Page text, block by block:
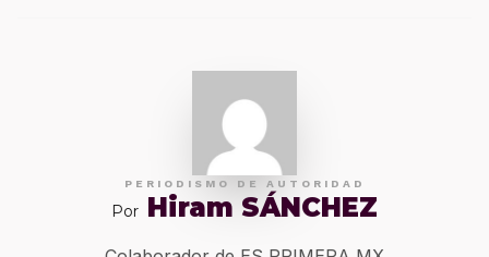
PERIODISMO DE AUTORIDAD
Por Hiram SÁNCHEZ